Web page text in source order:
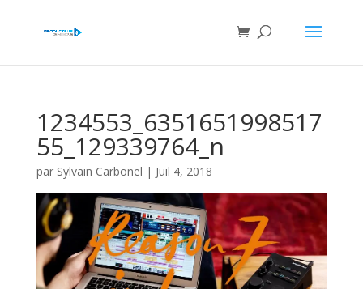
1234553_6351651998517
55_129339764_n
par Sylvain Carbonel | Juil 4, 2018